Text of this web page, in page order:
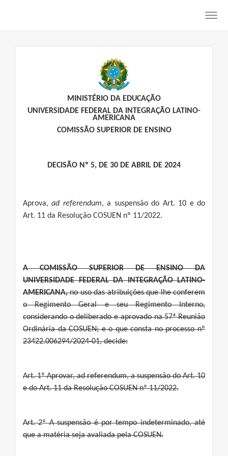
MINISTÉRIO DA EDUCAÇÃO
UNIVERSIDADE FEDERAL DA INTEGRAÇÃO LATINO-
AMERICANA
COMISSÃO SUPERIOR DE ENSINO
DECISÃO Nº 5, DE 30 DE ABRIL DE 2024
Aprova,ad referendum, a suspensão do Art. 10 e do
Art. 11 da Resolução COSUEN nº 11/2022.
A COMISSÃO SUPERIOR DE ENSINO DA
UNIVERSIDADE FEDERAL DA INTEGRAÇÃO LATINO-
AMERICANA,no uso das atribuições que lhe conferem
o Regimento Geral e seu Regimento Interno,
considerando o deliberado e aprovado na 57ª Reunião
Ordinária da COSUEN; e o que consta no processo nº
23422.006294/2024-01, decide:
Art. 1º Aprovar, ad referendum, a suspensão do Art. 10
e do Art. 11 da Resolução COSUEN nº 11/2022.
Art. 2º A suspensão é por tempo indeterminado, até
que a matéria seja avaliada pela COSUEN.